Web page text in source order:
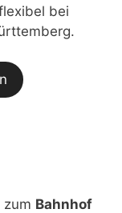
bei
zum Bahnhof